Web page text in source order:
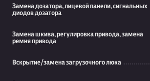
Замена дозатора, лицевой панели, сигнальных
диодов дозатора
Замена шкива, регулировка привода, замена
ремня привода
Вскрытие/замена загрузочного люка